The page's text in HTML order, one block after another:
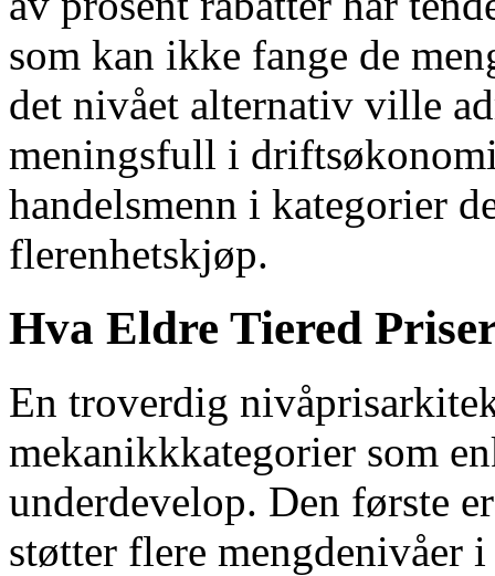
som kan ikke fange de
det nivået alternativ ville
meningsfull i
handelsmenn i kategorier
flerenhetskjøp.
Hva Eldre Tiered
En troverdig
mekanikkkategorier som
underdevelop. Den første
støtter flere mengdenivåer